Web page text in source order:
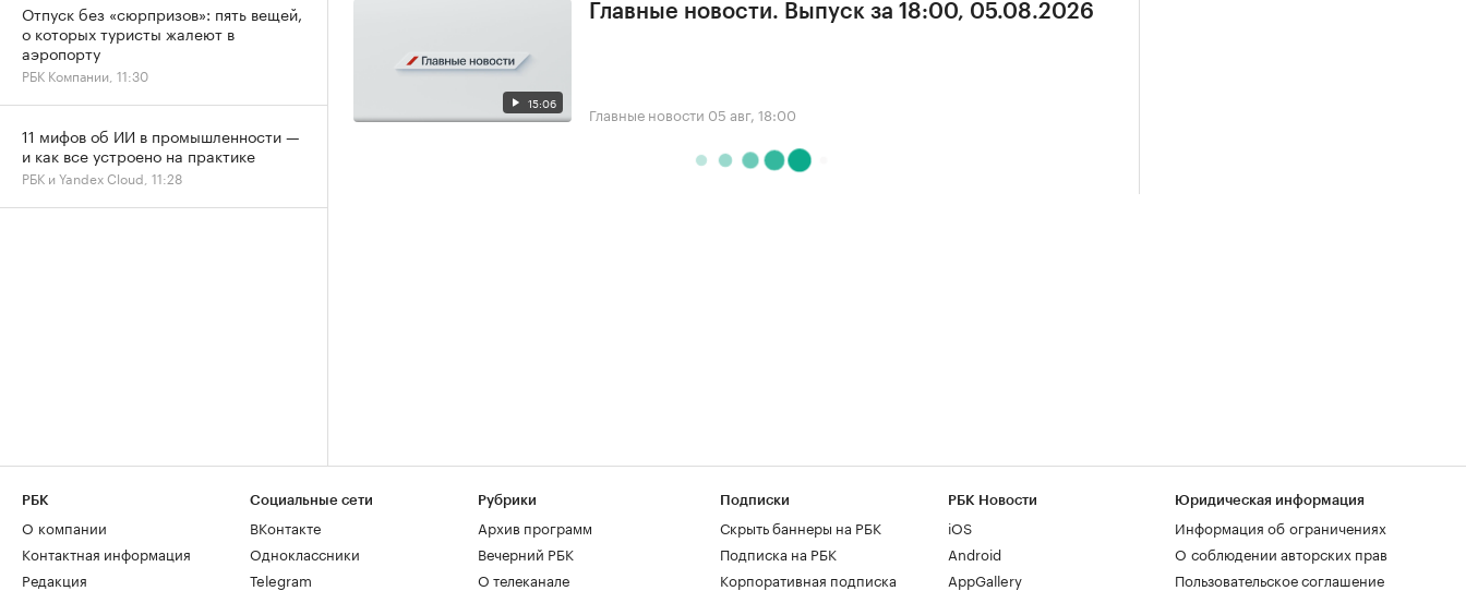
15:06
Главные новости. Выпуск за 18:00, 05.08.2026
Главные новости 05 авг, 18:00
Отпуск без «сюрпризов»: пять вещей,
о которых туристы жалеют в
аэропорту
РБК Компании, 11:30
11 мифов об ИИ в промышленности —
и как все устроено на практике
РБК и Yandex Cloud, 11:28
РБК
О компании
Контактная информация
Редакция
Социальные сети
ВКонтакте
Одноклассники
Telegram
Рубрики
Архив программ
Вечерний РБК
О телеканале
Подписки
Скрыть баннеры на РБК
Подписка на РБК
Корпоративная подписка
РБК Новости
iOS
Android
AppGallery
Юридическая информация
Информация об ограничениях
О соблюдении авторских прав
Пользовательское соглашение